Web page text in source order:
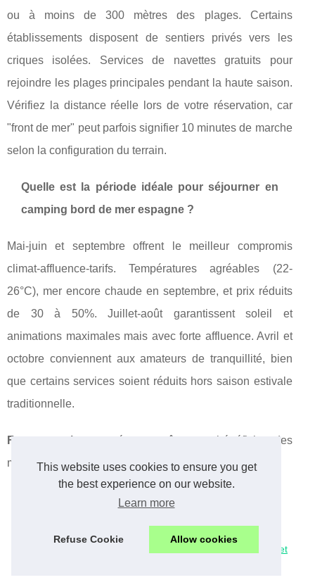
This website uses cookies to ensure you get
the best experience on our website.
Learn more
Refuse Cookie Allow cookies
ou à moins de 300 mètres des plages. Certains
établissements disposent de sentiers privés vers les
criques isolées. Services de navettes gratuits pour
rejoindre les plages principales pendant la haute saison.
Vérifiez la distance réelle lors de votre réservation, car
"front de mer" peut parfois signifier 10 minutes de marche
selon la configuration du terrain.
Quelle est la période idéale pour séjourner en
camping bord de mer espagne ?
Mai-juin et septembre offrent le meilleur compromis
climat-affluence-tarifs. Températures agréables (22-
26°C), mer encore chaude en septembre, et prix réduits
de 30 à 50%. Juillet-août garantissent soleil et
animations maximales mais avec forte affluence. Avril et
octobre conviennent aux amateurs de tranquillité, bien
que certains services soient réduits hors saison estivale
traditionnelle.
Focus pratique :
réservez tôt pour bénéficier des
meilleurs emplacements et tarifs préférentiels !
Avantages d'un
Camping dans le
gard guide : nature et